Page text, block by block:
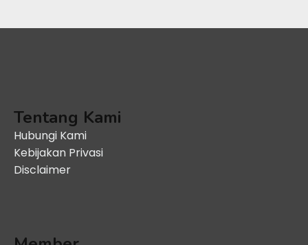
Tentang Kami
Hubungi Kami
Kebijakan Privasi
Disclaimer